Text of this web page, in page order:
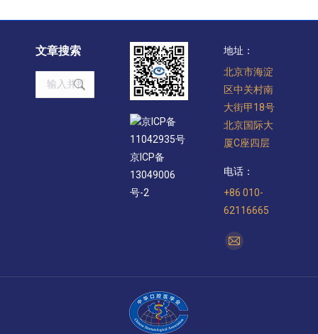
文章搜索
Search:
京ICP备
11042935号
京ICP备
13049006
号-2
地址：
北京市海淀
区中关村南
大街甲18号
北京国际大
厦C座四层
电话：
+86 010-
62116665
找到我们：
Mail